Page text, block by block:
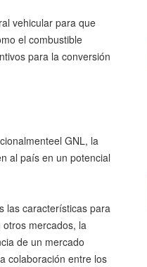
vehicular para que
el combustible
para la conversión
GNL, la
al país en un potencial
las características para
mercados, la
de un mercado
colaboración entre los